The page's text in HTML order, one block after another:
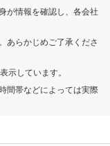
が情報を確認し、各会社
あらかじめご了承くださ
示しています。
間帯などによっては実際